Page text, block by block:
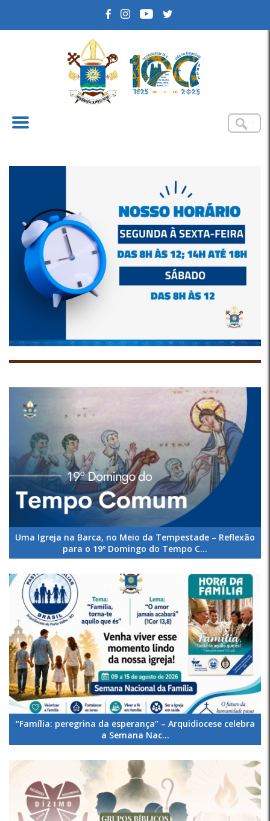
Uma Igreja na Barca, no Meio da Tempestade – Reflexão
para o 19º Domingo do Tempo C...
“Família: peregrina da esperança” – Arquidiocese celebra
a Semana Nac...